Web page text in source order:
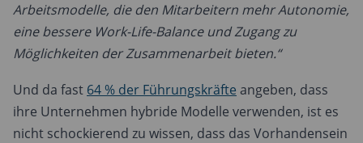
Arbeitsmodelle, die den Mitarbeitern mehr Autonomie,
eine bessere Work-Life-Balance und Zugang zu
Möglichkeiten der Zusammenarbeit bieten.“
Und da fast 64 % der Führungskräfte angeben, dass
ihre Unternehmen hybride Modelle verwenden, ist es
nicht schockierend zu wissen, dass das Vorhandensein